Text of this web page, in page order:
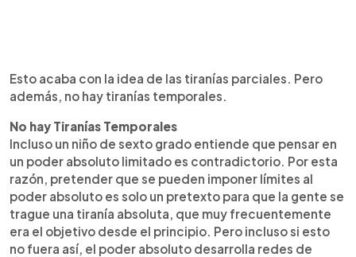
Esto acaba con la idea de las tiranías parciales. Pero
además, no hay tiranías temporales.
No hay Tiranías Temporales
Incluso un niño de sexto grado entiende que pensar en
un poder absoluto limitado es contradictorio. Por esta
razón, pretender que se pueden imponer límites al
poder absoluto es solo un pretexto para que la gente se
trague una tiranía absoluta, que muy frecuentemente
era el objetivo desde el principio. Pero incluso si esto
no fuera así, el poder absoluto desarrolla redes de